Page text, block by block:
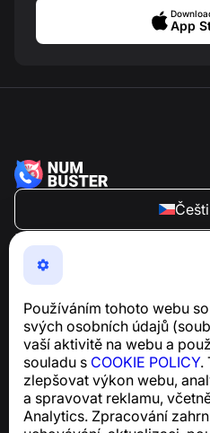
Používáním tohoto webu
svých osobních údajů
vaší aktivitě na webu a
souladu s COOKIE POLICY.
zlepšovat výkon webu,
a spravovat reklamu,
Analytics. Zpracování
App
NumBuster © 2013—2026 ·
Snadno použitelná aplikace,
telefonními podvody,
Pro dotazy týkající se
support@numbuster.com
Centrum nápovědy
Zprávy a články
O projektu